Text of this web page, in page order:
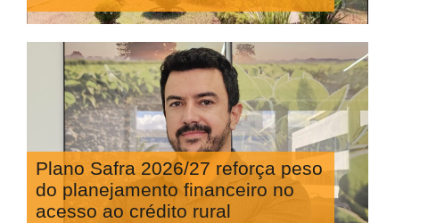
Plano Safra 2026/27 reforça peso
do planejamento financeiro no
acesso ao crédito rural